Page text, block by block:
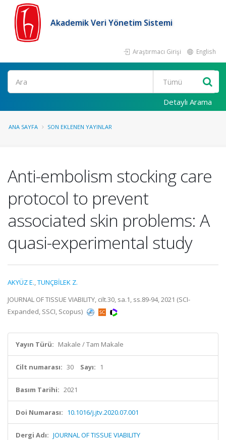
Akademik Veri Yönetim Sistemi
Araştırmacı Girişi English
Ara
Detaylı Arama
ANA SAYFA SON EKLENEN YAYINLAR
Anti-embolism stocking care
protocol to prevent
associated skin problems: A
quasi-experimental study
AKYÜZ E.,TUNÇBİLEK Z.
JOURNAL OF TISSUE VIABILITY, cilt.30, sa.1, ss.89-94, 2021 (SCI-
Expanded, SSCI, Scopus)
Yayın Türü: Makale / Tam Makale
Cilt numarası: 30 Sayı: 1
Basım Tarihi: 2021
Doi Numarası: 10.1016/j.jtv.2020.07.001
Dergi Adı: JOURNAL OF TISSUE VIABILITY